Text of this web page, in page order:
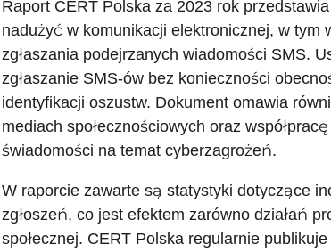
Raport CERT Polska za 2023 rok
nadużyć w komunikacji elektronicznej, w tym
zgłaszania podejrzanych wiadomości SMS.
zgłaszanie SMS-ów bez konieczności
identyfikacji oszustw. Dokument omawia
mediach społecznościowych oraz
świadomości na temat cyberzagrożeń.
W raporcie zawarte są statystyki dotyczące
zgłoszeń, co jest efektem zarówno działań
społecznej. CERT Polska regularnie